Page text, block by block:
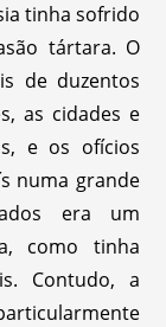
tinha sofrido
tártara. O
de duzentos
as cidades e
e os ofícios
numa grande
era um
como tinha
Contudo, a